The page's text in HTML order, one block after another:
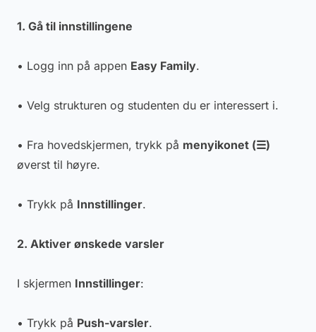
1. Gå til innstillingene
• Logg inn på appen Easy Family.
• Velg strukturen og studenten du er interessert i.
• Fra hovedskjermen, trykk på menyikonet (☰)
øverst til høyre.
• Trykk på Innstillinger.
2. Aktiver ønskede varsler
I skjermen Innstillinger:
• Trykk på Push-varsler.